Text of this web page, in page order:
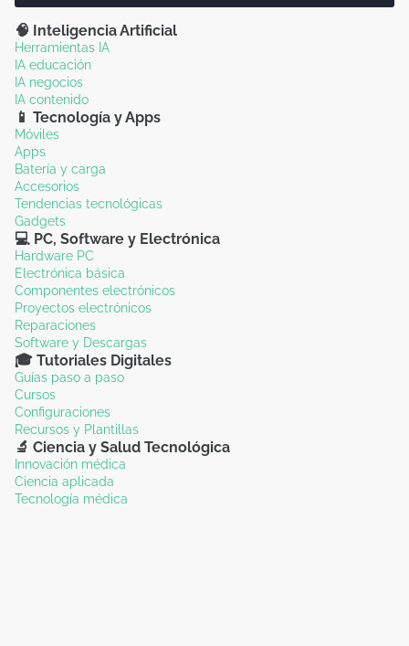
🧠 Inteligencia Artificial
Herramientas IA
IA educación
IA negocios
IA contenido
📱 Tecnología y Apps
Móviles
Apps
Batería y carga
Accesorios
Tendencias tecnológicas
Gadgets
💻 PC, Software y Electrónica
Hardware PC
Electrónica básica
Componentes electrónicos
Proyectos electrónicos
Reparaciones
Software y Descargas
🎓 Tutoriales Digitales
Guías paso a paso
Cursos
Configuraciones
Recursos y Plantillas
🔬 Ciencia y Salud Tecnológica
Innovación médica
Ciencia aplicada
Tecnología médica